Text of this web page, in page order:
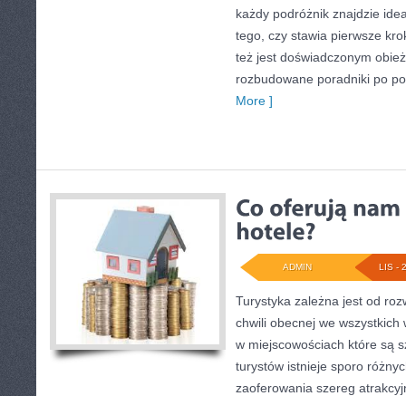
każdy podróżnik znajdzie
tego, czy stawia pierwsze
też jest doświadczonym
rozbudowane poradniki po
More ]
LIS -
ADMIN
Turystyka zależna jest od
chwili obecnej we wszystkich
w miejscowościach które są
turystów istnieje sporo
zaoferowania szereg